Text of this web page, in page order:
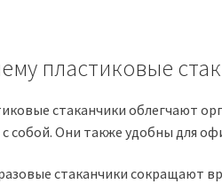
пластиковые
стаканчики облегчают
с собой. Они также удобны для
стаканчики сокращают